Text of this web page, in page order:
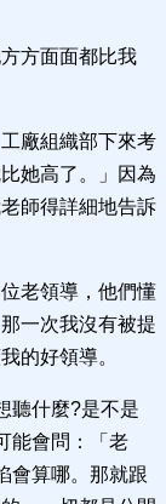
方面面都比我
廠組織部下來考
她高了。」因為
師得詳細地告訴
老領導，他們懂
一次我沒有被提
的好領導。
聽什麼?是不是
能會問：「老
會算哪。那就跟